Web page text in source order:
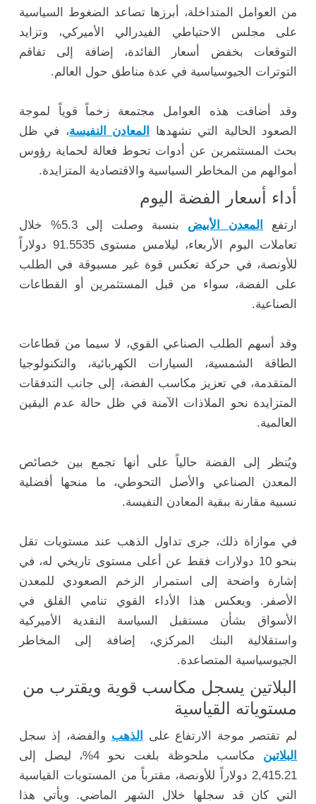
من العوامل المتداخلة، أبرزها تصاعد الضغوط السياسية
على مجلس الاحتياطي الفيدرالي الأميركي، وتزايد
التوقعات بخفض أسعار الفائدة، إضافة إلى تفاقم
التوترات الجيوسياسية في عدة مناطق حول العالم.
وقد أضافت هذه العوامل مجتمعة زخماً قوياً لموجة
الصعود الحالية التي تشهدها
المعادن النفيسة، في ظل
بحث المستثمرين عن أدوات تحوط فعالة لحماية رؤوس
أموالهم من المخاطر السياسية والاقتصادية المتزايدة.
أداء أسعار الفضة اليوم
ارتفع المعدن الأبيض
بنسبة وصلت إلى 5.3% خلال
تعاملات اليوم الأربعاء، ليلامس مستوى 91.5535 دولاراً
للأونصة، في حركة تعكس قوة غير مسبوقة في الطلب
على الفضة، سواء من قبل المستثمرين أو القطاعات
الصناعية.
وقد أسهم الطلب الصناعي القوي، لا سيما من قطاعات
الطاقة الشمسية، السيارات الكهربائية، والتكنولوجيا
المتقدمة، في تعزيز مكاسب الفضة، إلى جانب التدفقات
المتزايدة نحو الملاذات الآمنة في ظل حالة عدم اليقين
العالمية.
ويُنظر إلى الفضة حالياً على أنها تجمع بين خصائص
المعدن الصناعي والأصل التحوطي، ما منحها أفضلية
نسبية مقارنة ببقية المعادن النفيسة.
في موازاة ذلك، جرى تداول الذهب عند مستويات تقل
بنحو 10 دولارات فقط عن أعلى مستوى تاريخي له، في
إشارة واضحة إلى استمرار الزخم الصعودي للمعدن
الأصفر. ويعكس هذا الأداء القوي تنامي القلق في
الأسواق بشأن مستقبل السياسة النقدية الأميركية
واستقلالية البنك المركزي، إضافة إلى المخاطر
الجيوسياسية المتصاعدة.
البلاتين يسجل مكاسب قوية ويقترب من
مستوياته القياسية
لم تقتصر موجة الارتفاع على الذهب والفضة، إذ سجل
البلاتين
مكاسب ملحوظة بلغت نحو 4%، ليصل إلى
2,415.21 دولاراً للأونصة، مقترباً من المستويات القياسية
التي كان قد سجلها خلال الشهر الماضي. ويأتي هذا